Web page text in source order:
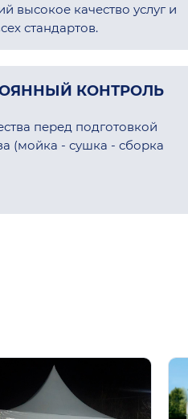
высокое качество услуг и
стандартов.
КОНТРОЛЬ
перед подготовкой
(мойка - сушка - сборка